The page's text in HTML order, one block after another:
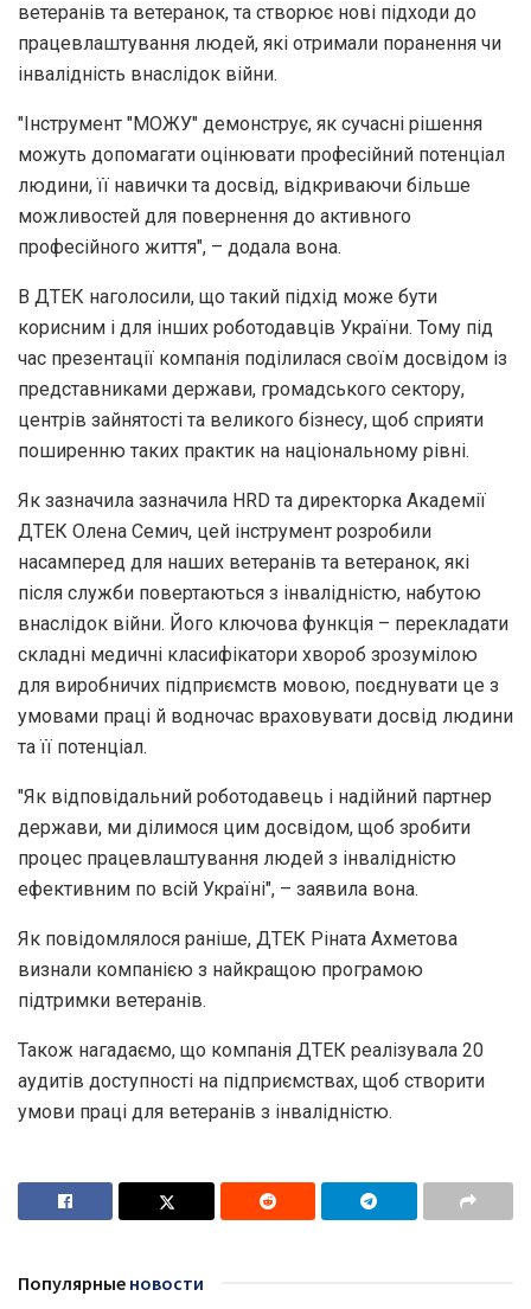
ветеранів та ветеранок, та створює нові підходи до
працевлаштування людей, які отримали поранення чи
інвалідність внаслідок війни.
"Інструмент "МОЖУ" демонструє, як сучасні рішення
можуть допомагати оцінювати професійний потенціал
людини, її навички та досвід, відкриваючи більше
можливостей для повернення до активного
професійного життя", – додала вона.
В ДТЕК наголосили, що такий підхід може бути
корисним і для інших роботодавців України. Тому під
час презентації компанія поділилася своїм досвідом із
представниками держави, громадського сектору,
центрів зайнятості та великого бізнесу, щоб сприяти
поширенню таких практик на національному рівні.
Як зазначила зазначила HRD та директорка Академії
ДТЕК Олена Семич, цей інструмент розробили
насамперед для наших ветеранів та ветеранок, які
після служби повертаються з інвалідністю, набутою
внаслідок війни. Його ключова функція – перекладати
складні медичні класифікатори хвороб зрозумілою
для виробничих підприємств мовою, поєднувати це з
умовами праці й водночас враховувати досвід людини
та її потенціал.
"Як відповідальний роботодавець і надійний партнер
держави, ми ділимося цим досвідом, щоб зробити
процес працевлаштування людей з інвалідністю
ефективним по всій Україні", – заявила вона.
Як повідомлялося раніше, ДТЕК Ріната Ахметова
визнали компанією з найкращою програмою
підтримки ветеранів.
Також нагадаємо, що компанія ДТЕК реалізувала 20
аудитів доступності на підприємствах, щоб створити
умови праці для ветеранів з інвалідністю.
Популярные новости